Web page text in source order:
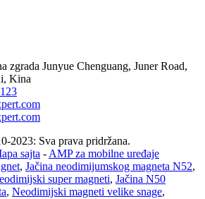
zgrada Junyue Chenguang, Juner Road,
Kina
2023: Sva prava pridržana.
sajta - AMP za mobilne uređaje
, Jačina neodimijumskog magneta N52,
super magneti, Jačina N50
, Neodimijski magneti velike snage,